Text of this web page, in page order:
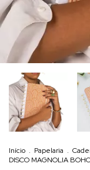
Início . Papelaria .
DISCO MAGNOLIA